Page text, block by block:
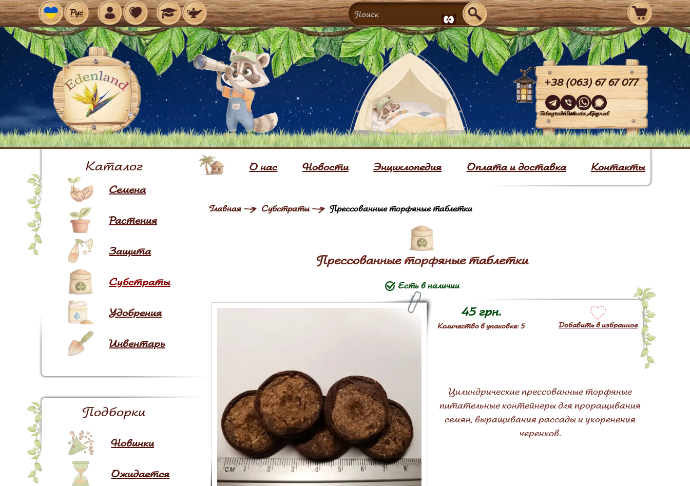
Рус
TelegramViberWhatsAppSignal
+38 (063) 67 67 077
Каталог
Семена
Растения
Защита
Субстраты
Удобрения
Инвентарь
Подборки
Новинки
Ожидается
О нас Новости Энциклопедия Оплата и доставка Контакты
Главная Субстраты Прессованные торфяные таблетки
Прессованные торфяные таблетки
Есть в наличии
45 грн.
Количество в упаковке: 5 Добавить в избранное
Цилиндрические прессованные торфяные
питательные контейнеры для проращивания
семян, выращивания рассады и укоренения
черенков.